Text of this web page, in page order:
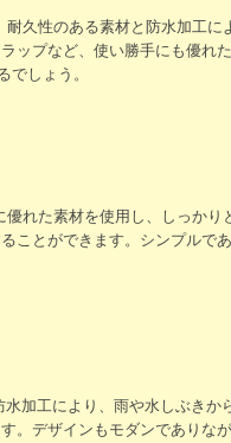
久性のある素材と防水加工に
ップなど、使い勝手にも優れ
でしょう。
れた素材を使用し、しっかり
ことができます。シンプルで
加工により、雨や水しぶきか
。デザインもモダンでありな